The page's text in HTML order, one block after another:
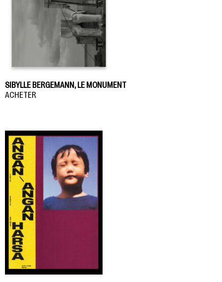
SIBYLLE BERGEMANN, LE MONUMENT
ACHETER